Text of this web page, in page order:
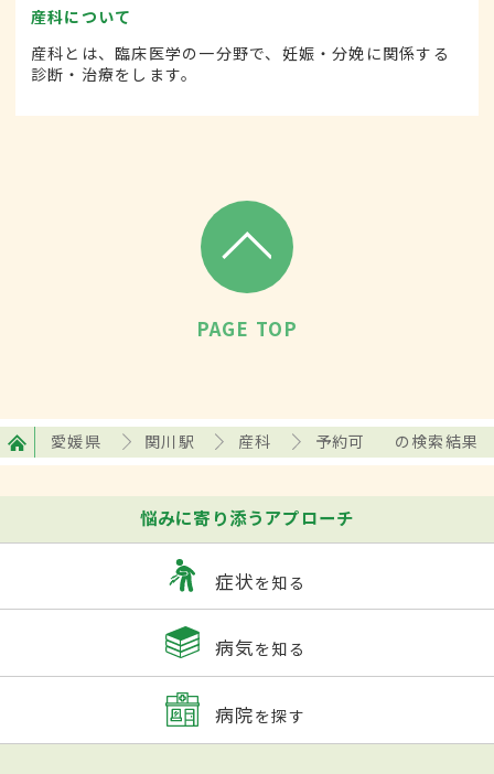
産科について
産科とは、臨床医学の一分野で、妊娠・分娩に関係する
診断・治療をします。
PAGE TOP
愛媛県 関川駅 産科 予約可 の検索結果
悩みに寄り添うアプローチ
症状を知る
病気を知る
病院を探す